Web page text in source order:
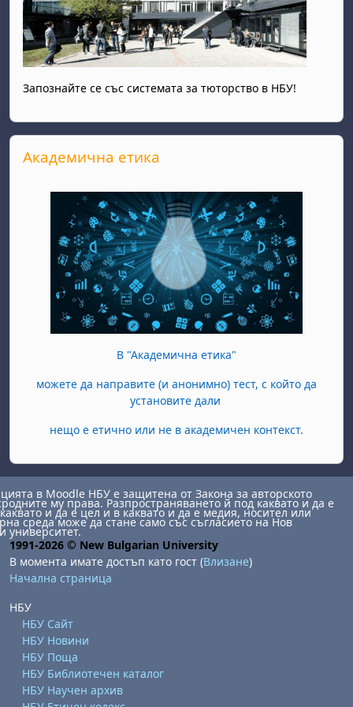
Запознайте се със системата за тюторство в НБУ!
Прескочи Академична етика
Академична етика
В "Академична етика"
можете да направите (и анонимно) тест, с който да
установите дали
нещо е етично или не в академичен контекст.
в Moodle НБУ е защитена от Закона за авторското
му права. Разпространяването й под каквато и да е
и да е цел и в каквато и да е медия, носител или
среда може да стане само със съгласието на Нов
университет.
1991-2026 © New Bulgarian University
В момента имате достъп като гост (Влизане)
Начална страница
НБУ
НБУ Сайт
НБУ Новини
НБУ Поща
НБУ Библиотечен каталог
НБУ Научен архив